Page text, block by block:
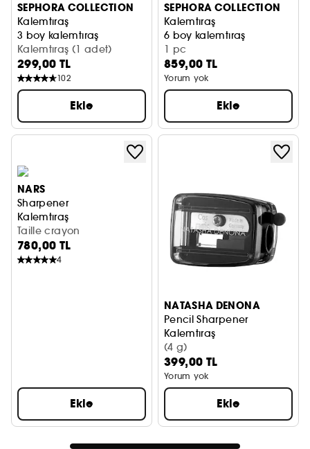
SEPHORA COLLECTION
Kalemtıraş
3 boy kalemtıraş
Kalemtıraş (1 adet)
299,00 TL
102
Ekle
SEPHORA COLLECTION
Kalemtıraş
6 boy kalemtıraş
1 pc
859,00 TL
Yorum yok
Ekle
NARS
Sharpener
Kalemtıraş
Taille crayon
780,00 TL
4
Ekle
NATASHA DENONA
Pencil Sharpener
Kalemtıraş
(4 g)
399,00 TL
Yorum yok
Ekle